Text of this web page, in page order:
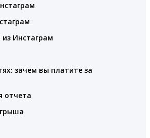
Инстаграм
зачем вы платите за
отчета